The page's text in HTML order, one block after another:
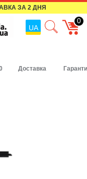
ЗА 2 ДНЯ
UA
0
Доставка